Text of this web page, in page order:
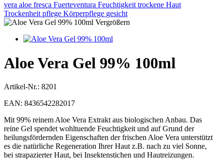
vera aloe fresca Fuerteventura Feuchtigkeit trockene Haut
Trockenheit pflege Körperpflege gesicht
Vergrößern
Aloe Vera Gel 99% 100ml
Artikel-Nr.: 8201
EAN: 8436542282017
Mit 99% reinem Aloe Vera Extrakt aus biologischen Anbau. Das
reine Gel spendet wohltuende Feuchtigkeit und auf Grund der
heilungsfördernden Eigenschaften der frischen Aloe Vera unterstützt
es die natürliche Regeneration Ihrer Haut z.B. nach zu viel Sonne,
bei strapazierter Haut, bei Insektenstichen und Hautreizungen.